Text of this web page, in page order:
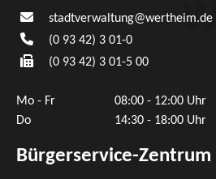
stadtverwaltung@wertheim.de
(0 93 42) 3 01-0
(0 93 42) 3 01-5 00
Mo - Fr
08:00 - 12:00 Uhr
Do
14:30 - 18:00 Uhr
Bürgerservice-Zentrum